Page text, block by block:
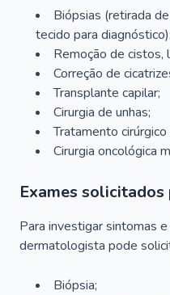
Biópsias (retirada
tecido para diagnóstico);
Remoção de cistos,
Correção de
Transplante capilar;
Cirurgia de unhas;
Tratamento
Cirurgia oncológica
Exames
Para investigar sintomas
dermatologista pode
Biópsia;